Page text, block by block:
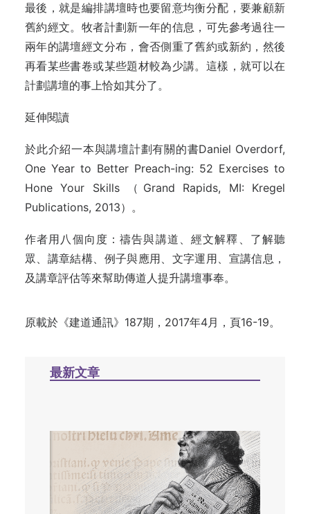
最後，就是編排講壇時也要留意均衡分配，要兼顧新
舊約經文。牧者計劃新一年的信息，可先參考過往一
兩年的講壇經文分布，會否側重了舊約或新約，然後
再看某些書卷或某些題材較為少講。這樣，就可以在
計劃講壇的事上恰如其分了。
延伸閱讀
於此介紹一本與講壇計劃有關的書Daniel Overdorf,
One Year to Better Preach-ing: 52 Exercises to
Hone Your Skills （Grand Rapids, MI: Kregel
Publications, 2013）。
作者用八個向度：禱告與講道、經文解釋、了解聽
眾、講章結構、例子與應用、文字運用、宣講信息，
及講章評估等來幫助傳道人提升講壇事奉。
原載於《建道通訊》187期，2017年4月，頁16-19。
最新文章